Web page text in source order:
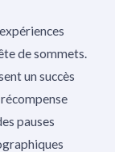
de sommets.
un succès
pauses